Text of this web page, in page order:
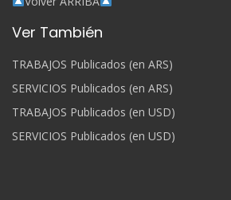
Ver También
TRABAJOS Publicados (en ARS)
SERVICIOS Publicados (en ARS)
TRABAJOS Publicados (en USD)
SERVICIOS Publicados (en USD)